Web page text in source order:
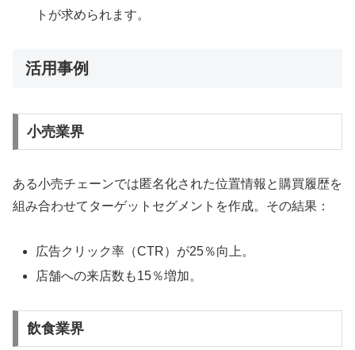
トが求められます。
活用事例
小売業界
ある小売チェーンでは匿名化された位置情報と購買履歴を
組み合わせてターゲットセグメントを作成。その結果：
広告クリック率（CTR）が25％向上。
店舗への来店数も15％増加。
飲食業界